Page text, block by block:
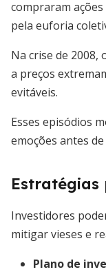
compraram
pela euforia
Na crise de 2008,
a preços
evitáveis.
Esses episódios
emoções antes
Estratégias
Investidores
mitigar vieses e
Plano de